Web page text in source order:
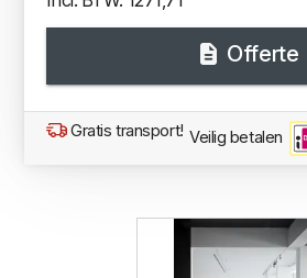
Offerte
Gratis transport! Veilig betalen